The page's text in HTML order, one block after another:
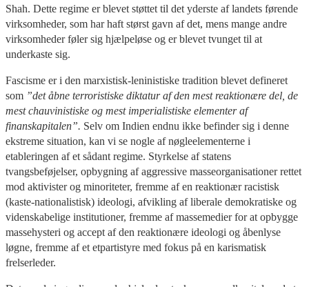
Shah. Dette regime er blevet støttet til det yderste af landets førende
virksomheder, som har haft størst gavn af det, mens mange andre
virksomheder føler sig hjælpeløse og er blevet tvunget til at
underkaste sig.
Fascisme er i den marxistisk-leninistiske tradition blevet defineret
som ”det åbne terroristiske diktatur af den mest reaktionære del, de
mest chauvinistiske og mest imperialistiske elementer af
finanskapitalen”. Selv om Indien endnu ikke befinder sig i denne
ekstreme situation, kan vi se nogle af nøgleelementerne i
etableringen af et sådant regime. Styrkelse af statens
tvangsbeføjelser, opbygning af aggressive masseorganisationer rettet
mod aktivister og minoriteter, fremme af en reaktionær racistisk
(kaste-nationalistisk) ideologi, afvikling af liberale demokratiske og
videnskabelige institutioner, fremme af massemedier for at opbygge
massehysteri og accept af den reaktionære ideologi og åbenlyse
løgne, fremme af et etpartistyre med fokus på en karismatisk
frelserleder.